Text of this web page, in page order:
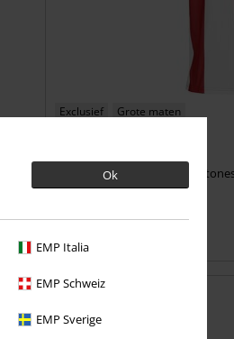
Ok
EMP Italia
EMP Schweiz
EMP Sverige
Exclusief Grote maten
Soccer Jersey The Rolling